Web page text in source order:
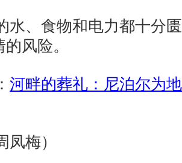
水、食物和电力都十分
风险。
河畔的葬礼：尼泊尔为
凤梅）